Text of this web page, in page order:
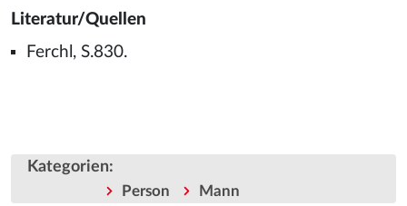
Literatur/Quellen
Ferchl, S.830.
Kategorien:
Person Mann